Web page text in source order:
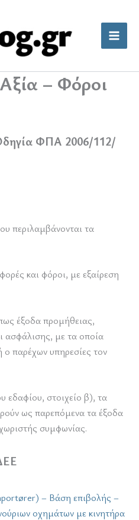
– Φόροι
ΦΠΑ 2006/112/
περιλαμβάνονται τα
και φόροι, με εξαίρεση
έξοδα προμήθειας,
ασφάλισης, με τα οποία
ο παρέχων υπηρεσίες τον
εδαφίου, στοιχείο β), τα
ως παρεπόμενα τα έξοδα
συμφωνίας.
– Βάση επιβολής –
οχημάτων με κινητήρα